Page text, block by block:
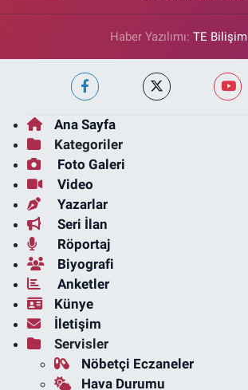
Haber Yazılımı: TE Bilişim
Ana Sayfa
Kategoriler
Foto Galeri
Video
Yazarlar
Seri İlan
Röportaj
Biyografi
Anketler
Künye
İletişim
Servisler
Nöbetçi Eczaneler
Hava Durumu